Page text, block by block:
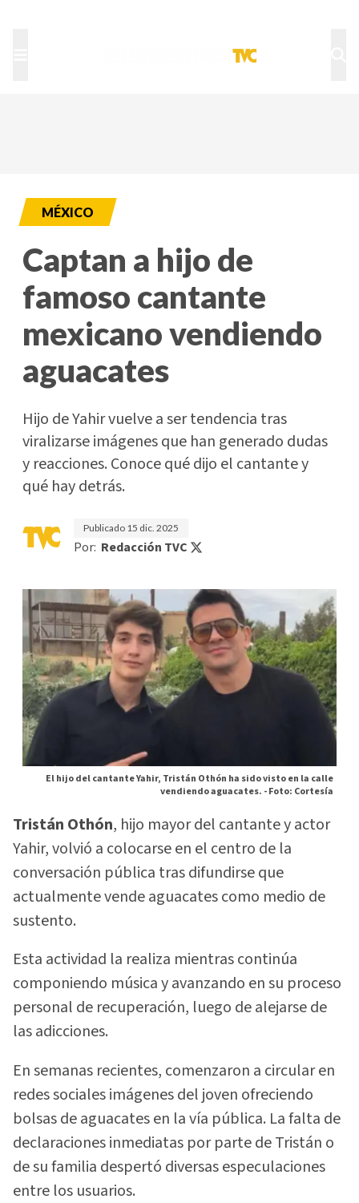
MÉXICO
Captan a hijo de
famoso cantante
mexicano vendiendo
aguacates
Hijo de Yahir vuelve a ser tendencia tras
viralizarse imágenes que han generado dudas
y reacciones. Conoce qué dijo el cantante y
qué hay detrás.
Publicado 15 dic. 2025
Por: Redacción TVC
El hijo del cantante Yahir, Tristán Othón ha sido visto en la calle
vendiendo aguacates. -Foto: Cortesía
Tristán Othón, hijo mayor del cantante y actor
Yahir, volvió a colocarse en el centro de la
conversación pública tras difundirse que
actualmente vende aguacates como medio de
sustento.
Esta actividad la realiza mientras continúa
componiendo música y avanzando en su proceso
personal de recuperación, luego de alejarse de
las adicciones.
En semanas recientes, comenzaron a circular en
redes sociales imágenes del joven ofreciendo
bolsas de aguacates en la vía pública. La falta de
declaraciones inmediatas por parte de Tristán o
de su familia despertó diversas especulaciones
entre los usuarios.